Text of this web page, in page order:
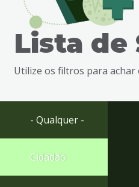
busca
Ir
rodapé
Lista de
Utilize os filtros para
- Qualquer -
Cidadão